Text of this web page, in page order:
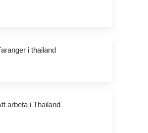
i thailand
arbeta i Thailand